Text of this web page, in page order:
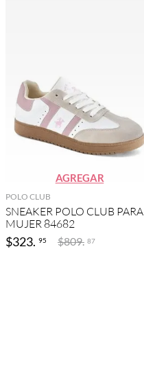
AGREGAR
POLO CLUB
SNEAKER POLO CLUB PARA
MUJER 84682
$323. 95 $809. 87